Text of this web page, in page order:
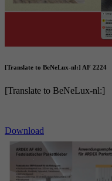
[Translate to BeNeLux-nl:] AF 2224
[Translate to BeNeLux-nl:]
Download